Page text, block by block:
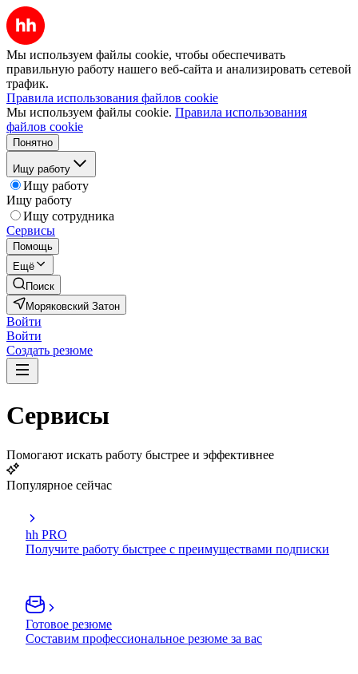
Мы используем файлы cookie, чтобы обеспечивать
правильную работу нашего веб-сайта и анализировать сетевой
трафик.
Правила использования файлов cookie
Мы используем файлы cookie. Правила использования
файлов cookie
Понятно
Ищу работу
Ищу работу
Ищу работу
Ищу сотрудника
Сервисы
Помощь
Ещё
Поиск
Моряковский Затон
Войти
Войти
Создать резюме
Сервисы
Помогают искать работу быстрее и эффективнее
Популярное сейчас
hh PRO
Получите работу быстрее с преимуществами подписки
Готовое резюме
Составим профессиональное резюме за вас